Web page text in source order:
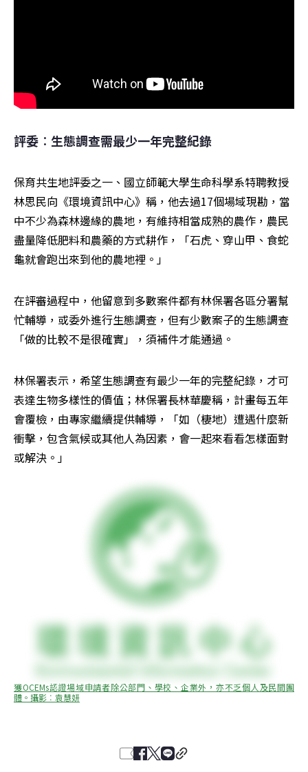
評委︰生態調查需最少一年完整紀錄
保育共生地評委之一、國立師範大學生命科學系特聘教授
林思民向《環境資訊中心》稱，他去過17個場域現勘，當
中不少為森林邊緣的農地，有維持相當成熟的農作，農民
盡量降低肥料和農藥的方式耕作，「石虎、穿山甲、食蛇
龜就會跑出來到他的農地裡。」
在評審過程中，他留意到多數案件都有林保署各區分署幫
忙輔導，或委外進行生態調查，但有少數案子的生態調查
「做的比較不是很確實」，須補件才能通過。
林保署表示，希望生態調查有最少一年的完整紀錄，才可
表達生物多樣性的價值；林保署長林華慶稱，計畫每五年
會覆檢，由專家繼續提供輔導，「如（棲地）遭遇什麼新
衝擊，包含氣候或其他人為因素，會一起來看看怎樣面對
或解決。」
獲OCEMs認證場域申請者除公部門、學校、企業外，亦不乏個人及民間團
體。攝影︰袁慧妍